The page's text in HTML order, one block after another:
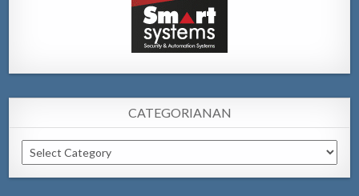
CATEGORIANAN
Categorianan